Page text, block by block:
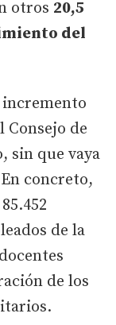
otros 20,5
del
incremento
Consejo de
sin que vaya
concreto,
de la
de los